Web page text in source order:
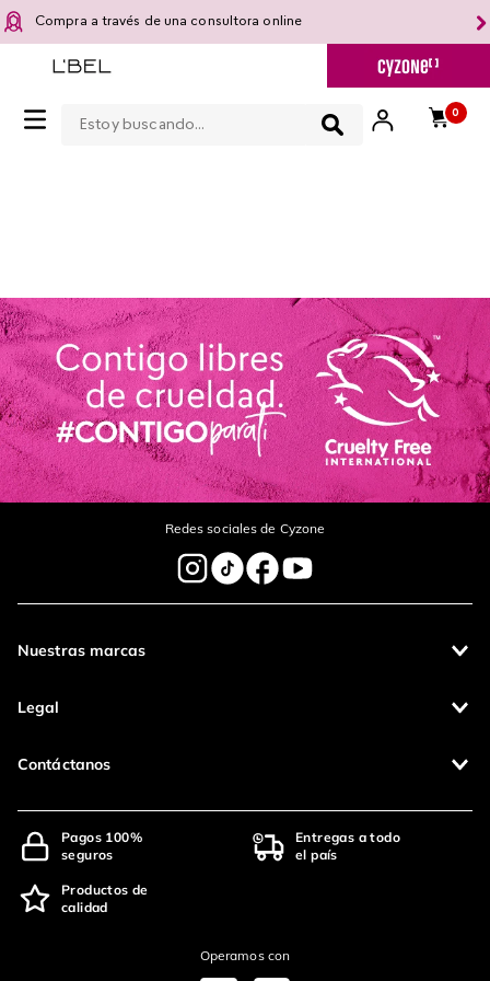
Compra a través de una consultora online
0
Redes sociales de Cyzone
Nuestras marcas
Legal
Contáctanos
Pagos 100%
seguros
Entregas a todo
el país
Productos de
calidad
Operamos con